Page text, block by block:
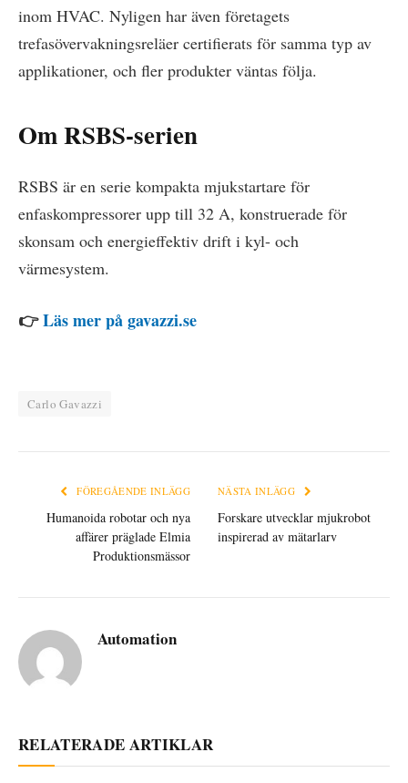
inom HVAC. Nyligen har även företagets
trefasövervakningsreläer certifierats för samma typ av
applikationer, och fler produkter väntas följa.
Om RSBS-serien
RSBS är en serie kompakta mjukstartare för
enfaskompressorer upp till 32 A, konstruerade för
skonsam och energieffektiv drift i kyl- och
värmesystem.
👉Läs mer på gavazzi.se
Carlo Gavazzi
FÖREGÅENDE INLÄGG
Humanoida robotar och nya
affärer präglade Elmia
Produktionsmässor
NÄSTA INLÄGG
Forskare utvecklar mjukrobot
inspirerad av mätarlarv
Automation
RELATERADE ARTIKLAR